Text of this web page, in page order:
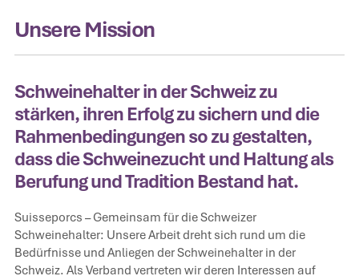
Unsere Mission
Schweinehalter in der Schweiz zu
stärken, ihren Erfolg zu sichern und die
Rahmenbedingungen so zu gestalten,
dass die Schweinezucht und Haltung als
Berufung und Tradition Bestand hat.
Suisseporcs – Gemeinsam für die Schweizer
Schweinehalter: Unsere Arbeit dreht sich rund um die
Bedürfnisse und Anliegen der Schweinehalter in der
Schweiz. Als Verband vertreten wir deren Interessen auf